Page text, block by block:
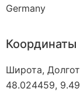
Germany
Координаты
Широта,
48.024459,